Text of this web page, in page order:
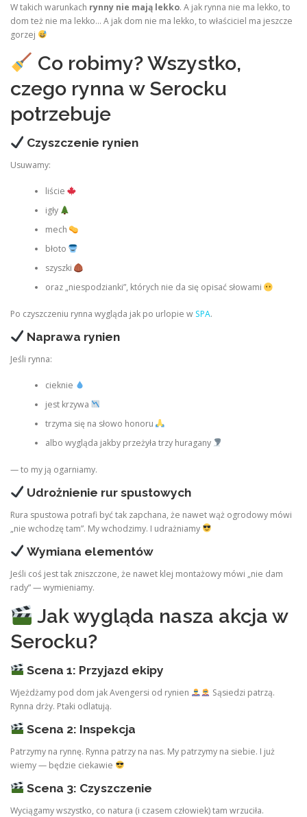
W takich warunkach rynny nie mają lekko. A jak rynna nie ma lekko, to
dom też nie ma lekko… A jak dom nie ma lekko, to właściciel ma jeszcze
gorzej
Co robimy? Wszystko,
czego rynna w Serocku
potrzebuje
Czyszczenie rynien
Usuwamy:
liście
igły
mech
błoto
szyszki
oraz „niespodzianki”, których nie da się opisać słowami
Po czyszczeniu rynna wygląda jak po urlopie w SPA.
Naprawa rynien
Jeśli rynna:
cieknie
jest krzywa
trzyma się na słowo honoru
albo wygląda jakby przeżyła trzy huragany
— to my ją ogarniamy.
Udrożnienie rur spustowych
Rura spustowa potrafi być tak zapchana, że nawet wąż ogrodowy mówi
„nie wchodzę tam”. My wchodzimy. I udrażniamy
Wymiana elementów
Jeśli coś jest tak zniszczone, że nawet klej montażowy mówi „nie dam
rady” — wymieniamy.
Jak wygląda nasza akcja w
Serocku?
Scena 1: Przyjazd ekipy
Wjeżdżamy pod dom jak Avengersi od rynien
Sąsiedzi patrzą.
Rynna drży. Ptaki odlatują.
Scena 2: Inspekcja
Patrzymy na rynnę. Rynna patrzy na nas. My patrzymy na siebie. I już
wiemy — będzie ciekawie
Scena 3: Czyszczenie
Wyciągamy wszystko, co natura (i czasem człowiek) tam wrzuciła.